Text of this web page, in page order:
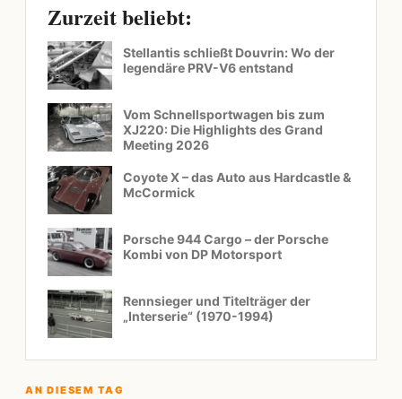
Zurzeit beliebt:
Stellantis schließt Douvrin: Wo der
legendäre PRV-V6 entstand
Vom Schnellsportwagen bis zum
XJ220: Die Highlights des Grand
Meeting 2026
Coyote X – das Auto aus Hardcastle &
McCormick
Porsche 944 Cargo – der Porsche
Kombi von DP Motorsport
Rennsieger und Titelträger der
„Interserie“ (1970-1994)
AN DIESEM TAG